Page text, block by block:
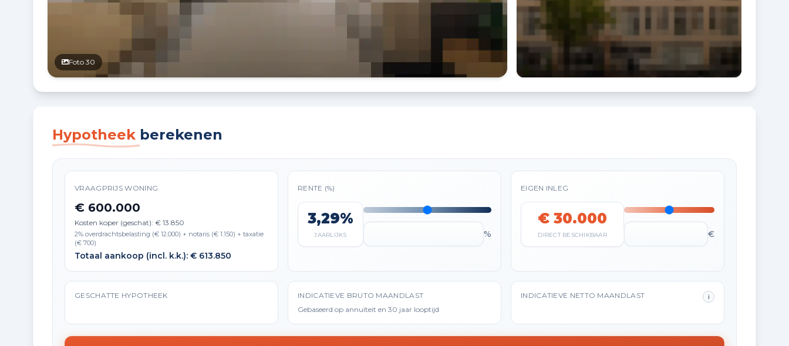
Foto 30
Hypotheek berekenen
VRAAGPRIJS WONING
€ 600.000
Kosten koper (geschat): € 13.850
2% overdrachtsbelasting (€ 12.000) + notaris (€ 1.150) + taxatie
(€ 700)
Totaal aankoop (incl. k.k.): € 613.850
RENTE (%)
3,29%
JAARLIJKS %
EIGEN INLEG
€ 30.000
DIRECT BESCHIKBAAR €
GESCHATTE HYPOTHEEK
INDICATIEVE BRUTO MAANDLAST
Gebaseerd op annuïteit en 30 jaar looptijd
INDICATIEVE NETTO MAANDLAST i